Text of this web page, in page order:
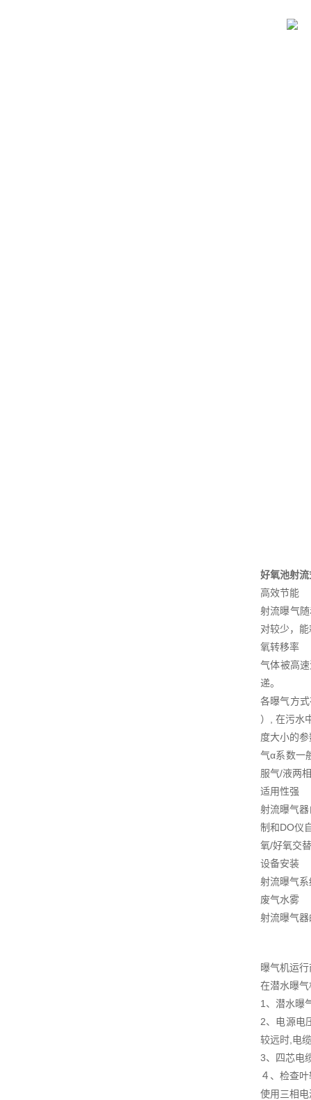
好氧池射
高效节能
射流曝气
对较少，
氧转移率
气体被高
递。
各曝气方
）, 在污水
度大小的
气α系数一
服气/液两
适用性强
射流曝气
制和DO仪
氧/好氧交
设备安装
射流曝气
废气水雾
射流曝气
曝气机运
在潜水曝
1、潜水曝
2、电源电
较远时,电
3、四芯电
４、检查
使用三相